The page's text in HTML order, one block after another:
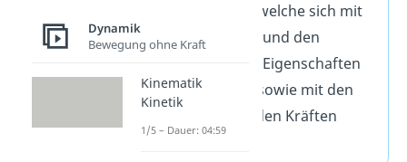
Wissenschaft, welche sich mit
der Bewegung und den
physikalischen Eigenschaften
eines Körpers sowie mit den
darauf wirkenden Kräften
Dynamik
Bewegung ohne Kraft
Kinematik
Kinetik
1/5 – Dauer: 04:59